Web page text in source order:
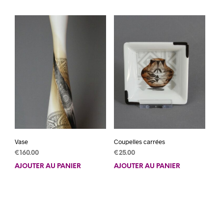
Vase
€ 160.00
AJOUTER AU PANIER
Coupelles carrées
€25.00
AJOUTER AU PANIER